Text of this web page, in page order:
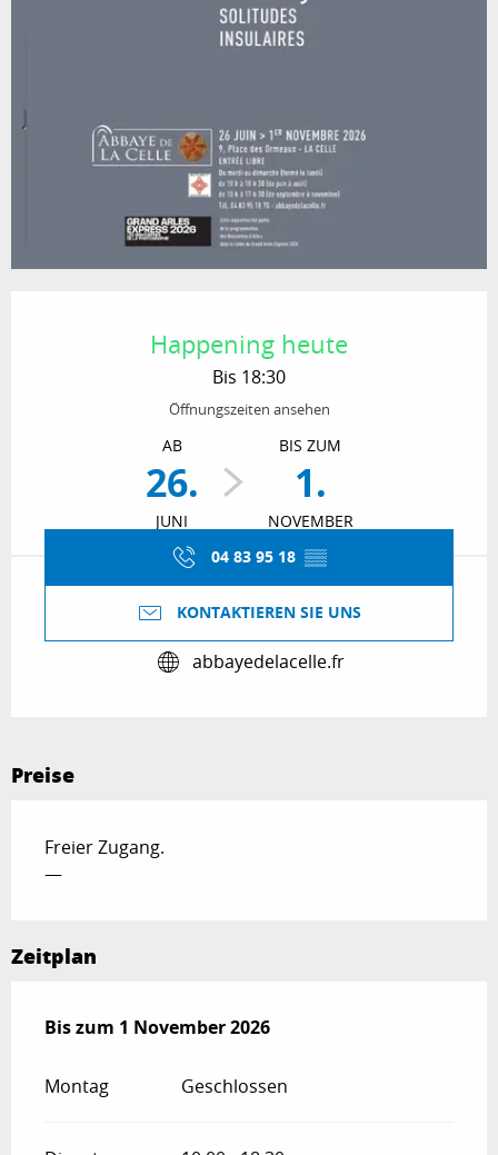
Happening heute
Bis 18:30
Öffnungszeiten ansehen
AB
26.
JUNI
BIS ZUM
1.
NOVEMBER
04 83 95 18 ▒▒
KONTAKTIEREN SIE UNS
abbayedelacelle.fr
Preise
Freier Zugang.
—
Zeitplan
vom26 Juni 2026bis zum1 November 2026
Bis zum 1 November 2026
Montag Geschlossen